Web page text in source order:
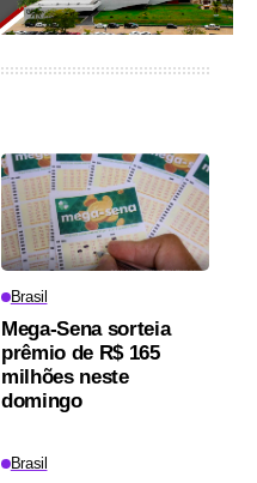
Brasil
Mega-Sena sorteia
prêmio de R$ 165
milhões neste
domingo
Brasil